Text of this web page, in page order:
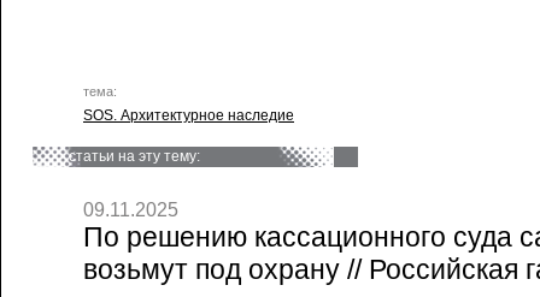
тема:
SOS. Архитектурное наследие
статьи на эту тему:
09.11.2025
По решению кассационного суда
возьмут под охрану // Российская